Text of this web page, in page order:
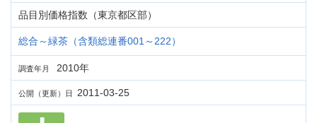
品目別価格指数（東京都区部）
総合～緑茶（含類総連番001～222）
調査年月 2010年
公開（更新）日 2011-03-25